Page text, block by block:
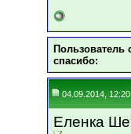
Пользователь
cпасибо:
04.09.2014, 12:20
Еленка